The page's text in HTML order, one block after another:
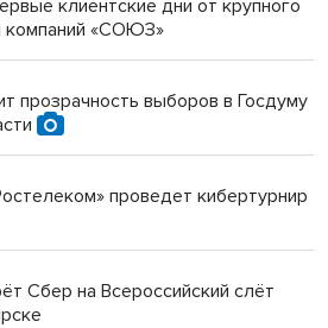
с женой вошли в топ-16
клиентские дни от крупного
компаний «СОЮЗ»
прозрачность выборов в Госдуму
проведет кибертурнир
Сбер на Всероссийский слёт